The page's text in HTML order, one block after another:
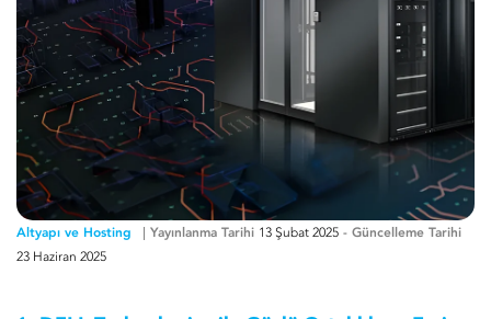
Altyapı ve Hosting Yayınlanma Tarihi 13 Şubat 2025 - Güncelleme Tarihi
23 Haziran 2025